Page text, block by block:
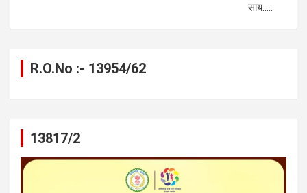
साय…..
R.O.No :- 13954/62
13817/2